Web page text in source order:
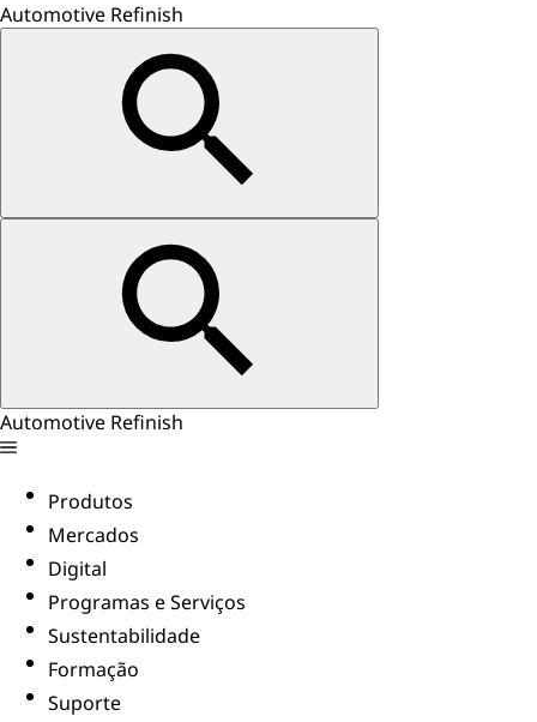
Automotive Refinish
Automotive Refinish
Produtos
Mercados
Digital
Programas e Serviços
Sustentabilidade
Formação
Suporte